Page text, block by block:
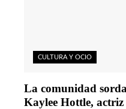
CULTURA Y OCIO
La comunidad
Kaylee Hottle,